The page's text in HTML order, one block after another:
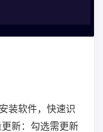
装软件，快速识
新：勾选需更新